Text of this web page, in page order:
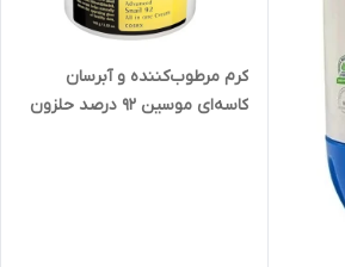
کرم مرطوب‌کننده و آبرسان
کاسه‌ای موسین 92 درصد حلزون